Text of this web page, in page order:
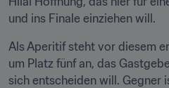
und ins Finale einziehen will.
Als Aperitif steht vor diesem
um Platz fünf an, das
sich entscheiden will. Gegner